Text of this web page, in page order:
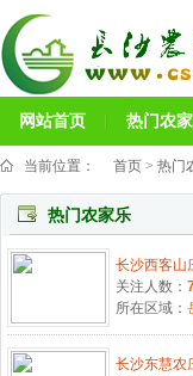
网站首页 热门农
当前位置： 首页 > 热门
热门农家乐
长沙西客山
关注人数：
所在区域：
长沙东慧农